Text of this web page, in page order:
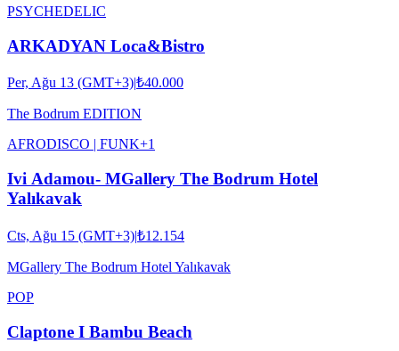
PSYCHEDELIC
ARKADYAN Loca&Bistro
Per, Ağu 13 (GMT+3)|₺40.000
The Bodrum EDITION
AFRODISCO | FUNK+1
Ivi Adamou- MGallery The Bodrum Hotel
Yalıkavak
Cts, Ağu 15 (GMT+3)|₺12.154
MGallery The Bodrum Hotel Yalıkavak
POP
Claptone I Bambu Beach